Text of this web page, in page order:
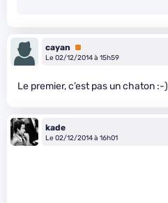
cayan
Premium
Le 02/12/2014 à 15h59
Le premier, c’est pas un chaton :-)
kade
Le 02/12/2014 à 16h01